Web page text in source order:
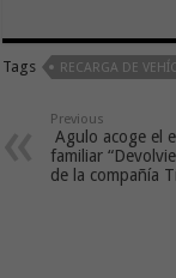
Tags RECARGA DE
Previous
Agulo acoge el
familiar
de la compañía